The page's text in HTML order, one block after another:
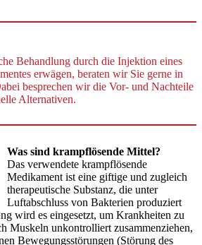
Behandlung durch die Injektion eines
erwägen, beraten wir Sie gerne in
besprechen wir die Vor- und Nachteile
Alternativen.
Was sind krampflösende Mittel?
Das verwendete krampflösende
Medikament ist eine giftige und zugleich
therapeutische Substanz, die unter
Luftabschluss von Bakterien produziert
wird es eingesetzt, um Krankheiten zu
Muskeln unkontrolliert zusammenziehen,
Bewegungsstörungen (Störung des